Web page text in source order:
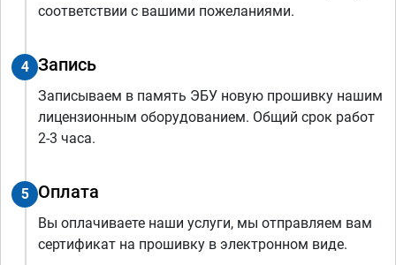
соответствии с вашими пожеланиями.
4 Запись
Записываем в память ЭБУ новую прошивку нашим
лицензионным оборудованием. Общий срок работ
2-3 часа.
5 Оплата
Вы оплачиваете наши услуги, мы отправляем вам
сертификат на прошивку в электронном виде.